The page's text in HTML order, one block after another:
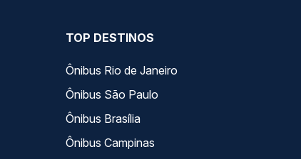
TOP DESTINOS
Ônibus Rio de Janeiro
Ônibus São Paulo
Ônibus Brasília
Ônibus Campinas